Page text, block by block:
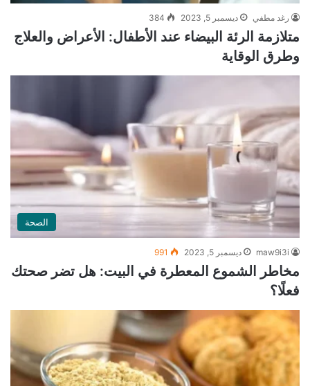
رغد مطفي ديسمبر 5, 2023 384
متلازمة الرئة البيضاء عند الأطفال: الأعراض والعلاج
وطرق الوقاية
الصحة
maw9i3i ديسمبر 5, 2023 991
مخاطر الشموع المعطرة في البيت: هل تضر صحتك
فعلًا؟